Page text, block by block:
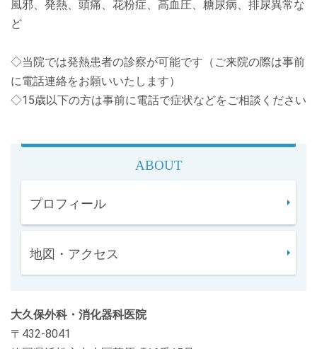
風邪、発熱、頭痛、花粉症、高血圧、糖尿病、排尿異常な
ど
◇当院では発熱患者の診察が可能です（ご来院の際は事前
に電話連絡をお願いいたします）
◇15歳以下の方は事前に電話で症状などをご相談ください
ABOUT
プロフィール
地図・アクセス
大久保外科・消化器科医院
〒432-8041